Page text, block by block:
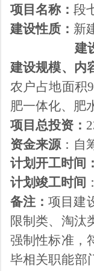
项目名称： 段
建设性质： 新
建
建设规模、 内
农户占地面积
肥一体化、肥
项目总投资：
资金来源： 自
计划开工时间
计划竣工时间
备注：项目建
限制类、淘汰
强制性标准，
毕相关职能部